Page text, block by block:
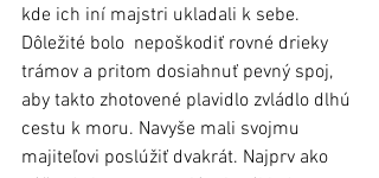
kde ich iní majstri ukladali k sebe.
Dôležité bolo  nepoškodiť rovné drieky
trámov a pritom dosiahnuť pevný spoj,
aby takto zhotovené plavidlo zvládlo dlhú
cestu k moru. Navyše mali svojmu
majiteľovi poslúžiť dvakrát. Najprv ako